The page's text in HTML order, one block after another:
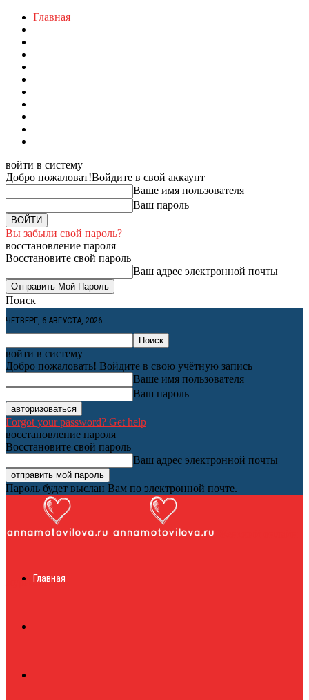
Главная
войти в систему
Добро пожаловат!Войдите в свой аккаунт
Ваше имя пользователя
Ваш пароль
Вы забыли свой пароль?
восстановление пароля
Восстановите свой пароль
Ваш адрес электронной почты
Поиск
ЧЕТВЕРГ, 6 АВГУСТА, 2026
войти в систему
Добро пожаловать! Войдите в свою учётную запись
Ваше имя пользователя
Ваш пароль
Forgot your password? Get help
восстановление пароля
Восстановите свой пароль
Ваш адрес электронной почты
Пароль будет выслан Вам по электронной почте.
журналГлавная